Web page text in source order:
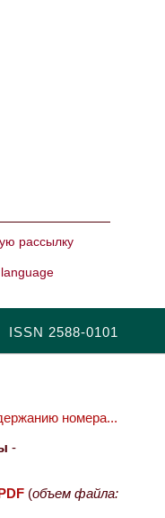
рассылку
ISSN 2588-0101
номера...
-
(объем файла: